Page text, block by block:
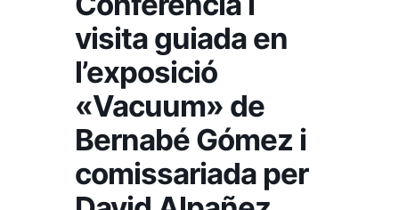
visita guiada en
l’exposició
«Vacuum» de
Bernabé Gómez i
comissariada per